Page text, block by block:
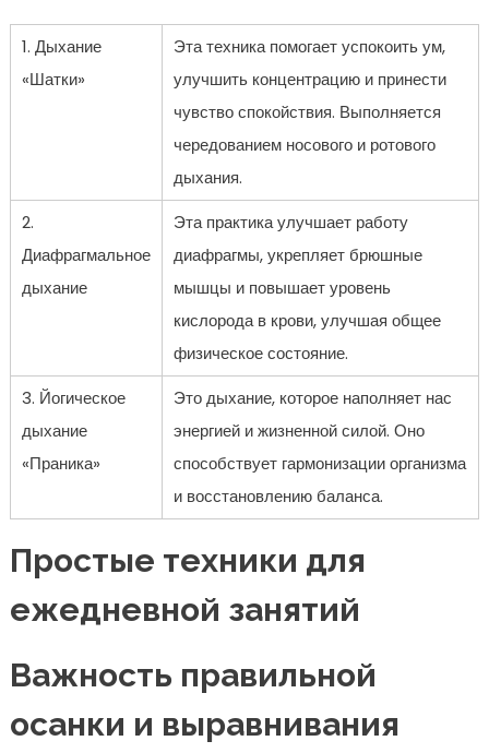
1. Дыхание
«Шатки»
Эта техника помогает успокоить ум,
улучшить концентрацию и принести
чувство спокойствия. Выполняется
чередованием носового и ротового
дыхания.
2.
Диафрагмальное
дыхание
Эта практика улучшает работу
диафрагмы, укрепляет брюшные
мышцы и повышает уровень
кислорода в крови, улучшая общее
физическое состояние.
3. Йогическое
дыхание
«Праника»
Это дыхание, которое наполняет нас
энергией и жизненной силой. Оно
способствует гармонизации организма
и восстановлению баланса.
Простые техники для
ежедневной занятий
Важность правильной
осанки и выравнивания